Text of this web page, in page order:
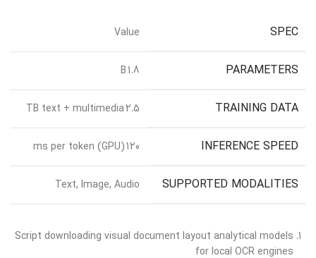
SPEC
Value
PARAMETERS
1.8 B
TRAINING DATA
2.5 TB text + multimedia
INFERENCE SPEED
120 ms per token (GPU)
SUPPORTED MODALITIES
Text, Image, Audio
Script downloading visual document layout analytical models
for local OCR engines